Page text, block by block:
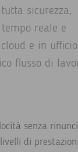
sicurezza,
reale e
e in ufficio
flusso di
senza
di